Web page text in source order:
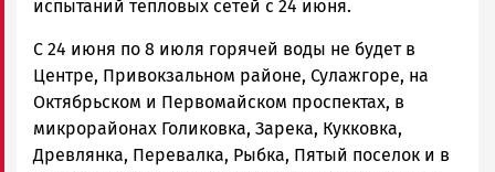
испытаний тепловых сетей с 24 июня.
С 24 июня по 8 июля горячей воды не будет в
Центре, Привокзальном районе, Сулажгоре, на
Октябрьском и Первомайском проспектах, в
микрорайонах Голиковка, Зарека, Кукковка,
Древлянка, Перевалка, Рыбка, Пятый поселок и в